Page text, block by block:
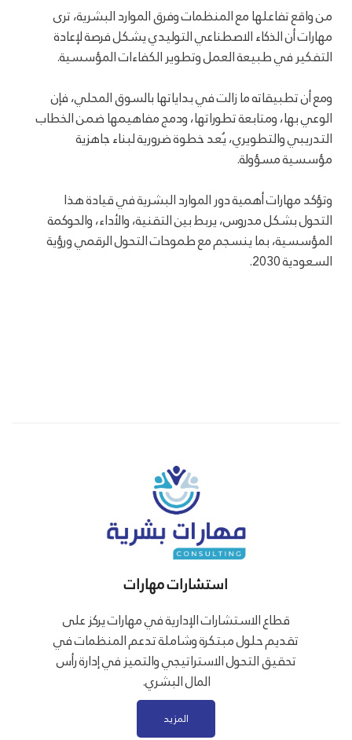
من واقع تفاعلها مع المنظمات وفرق الموارد البشرية، ترى
مهارات أن الذكاء الاصطناعي التوليدي يشكل فرصة لإعادة
التفكير في طبيعة العمل وتطوير الكفاءات المؤسسية.
ومع أن تطبيقاته ما زالت في بداياتها بالسوق المحلي، فإن
الوعي بها، ومتابعة تطوراتها، ودمج مفاهيمها ضمن الخطاب
التدريبي والتطويري، يُعد خطوة ضرورية لبناء جاهزية
مؤسسية مسؤولة.
وتؤكد مهارات أهمية دور الموارد البشرية في قيادة هذا
التحول بشكل مدروس، يربط بين التقنية، والأداء، والحوكمة
المؤسسية، بما ينسجم مع طموحات التحول الرقمي ورؤية
السعودية 2030.
استشارات مهارات
قطاع الاستشارات الإدارية في مهارات يركز على
تقديم حلول مبتكرة وشاملة تدعم المنظمات في
تحقيق التحول الاستراتيجي والتميز في إدارة رأس
المال البشري.
المزيد